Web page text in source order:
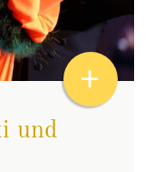
und
+